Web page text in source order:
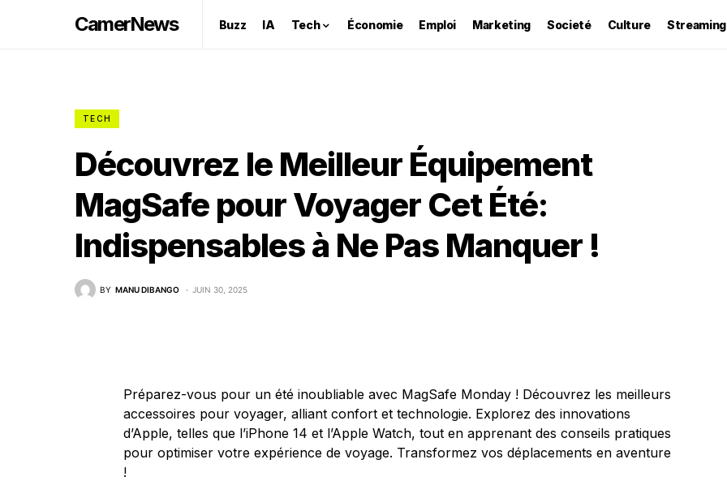
CamerNews Buzz IA Tech Économie Emploi Marketing Societé Culture Streaming
TECH
Découvrez le Meilleur Équipement
MagSafe pour Voyager Cet Été:
Indispensables à Ne Pas Manquer !
BY MANU DIBANGO JUIN 30, 2025
Préparez-vous pour un été inoubliable avec MagSafe Monday ! Découvrez les meilleurs
accessoires pour voyager, alliant confort et technologie. Explorez des innovations
d’Apple, telles que l’iPhone 14 et l’Apple Watch, tout en apprenant des conseils pratiques
pour optimiser votre expérience de voyage. Transformez vos déplacements en aventure
!